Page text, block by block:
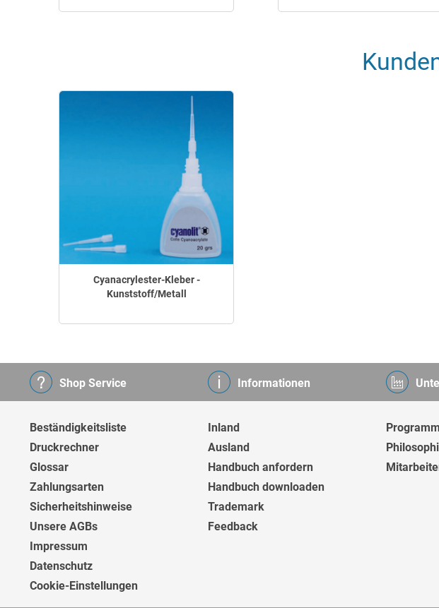
Cyanacrylester-Kleber -
Kunststoff/Metall
Shop Service
Beständigkeitsliste
Druckrechner
Glossar
Zahlungsarten
Sicherheitshinweise
Unsere AGBs
Impressum
Datenschutz
Cookie-Einstellungen
Informationen
Inland
Ausland
Handbuch anfordern
Handbuch downloaden
Trademark
Feedback
Programm